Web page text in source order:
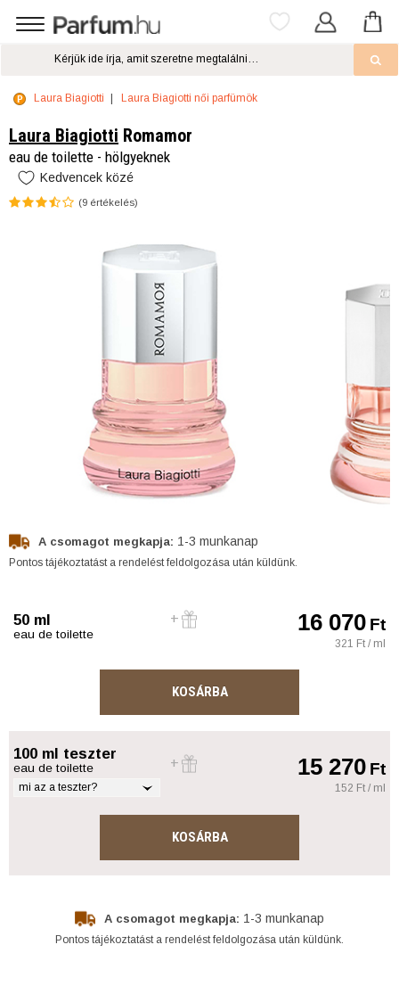
Laura Biagiotti Laura Biagiotti női parfümök
Laura Biagiotti Romamor
eau de toilette - hölgyeknek
Kedvencek közé
(9 értékelés)
A csomagot megkapja: 1-3 munkanap
Pontos tájékoztatást a rendelést feldolgozása után küldünk.
50 ml
eau de toilette 16 070Ft
321 Ft / ml
KOSÁRBA
100 ml teszter
eau de toilette
mi az a teszter?
15 270Ft
152 Ft / ml
KOSÁRBA
A csomagot megkapja: 1-3 munkanap
Pontos tájékoztatást a rendelést feldolgozása után küldünk.